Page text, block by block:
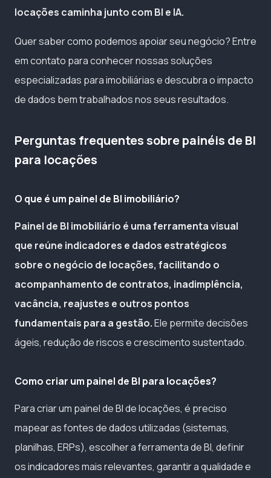
locações caminha junto com BI e IA.
Quer saber como podemos apoiar seu negócio? Entre
em contato para conhecer nossas soluções
especializadas para imobiliárias e descubra o impacto
de dados bem trabalhados nos seus resultados.
Perguntas frequentes sobre painéis de BI
para locações
O que é um painel de BI imobiliário?
Painel de BI imobiliário é uma ferramenta visual
que reúne indicadores e dados estratégicos
sobre o negócio de locações, facilitando o
acompanhamento de contratos, inadimplência,
vacância, reajustes e outros pontos
fundamentais para a gestão.Ele permite decisões
ágeis, redução de riscos e crescimento sustentado.
Como criar um painel de BI para locações?
Para criar um painel de BI de locações, é preciso
mapear as fontes de dados utilizadas (sistemas,
planilhas, ERPs), escolher a ferramenta de BI, definir
os indicadores mais relevantes, garantir a qualidade e